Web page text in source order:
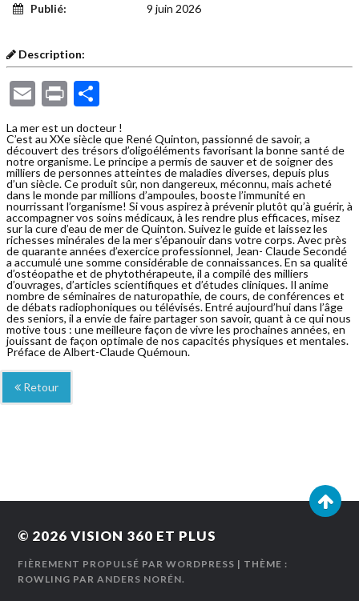
Publié:
9 juin 2026
Description:
Email
Print
La mer est un docteur !
C’est au XXe siècle que René Quinton, passionné de savoir, a
découvert des trésors d’oligoéléments favorisant la bonne santé de
notre organisme. Le principe a permis de sauver et de soigner des
milliers de personnes atteintes de maladies diverses, depuis plus
d’un siècle. Ce produit sûr, non dangereux, méconnu, mais acheté
dans le monde par millions d’ampoules, booste l’immunité en
nourrissant l’organisme! Si vous aspirez à prévenir plutôt qu’à guérir, à
accompagner vos soins médicaux, à les rendre plus efficaces, misez
sur la cure d’eau de mer de Quinton. Suivez le guide et laissez les
richesses minérales de la mer s’épanouir dans votre corps. Avec près
de quarante années d’exercice professionnel, Jean- Claude Secondé
a accumulé une somme considérable de connaissances. En sa qualité
d’ostéopathe et de phytothérapeute, il a compilé des milliers
d’ouvrages, d’articles scientifiques et d’études cliniques. Il anime
nombre de séminaires de naturopathie, de cours, de conférences et
de débats radiophoniques ou télévisés. Entré aujourd’hui dans l’âge
des seniors, il a envie de faire partager son savoir, quant à ce qui nous
motive tous : une meilleure façon de vivre les prochaines années, en
jouissant de façon optimale de nos capacités physiques et mentales.
Préface de Albert-Claude Quémoun.
Retour
© 2026VISION 360 ET PLUS
FIÈREMENT PROPULSÉ PAR WORDPRESS | THÈME :
ROWLING PARANDERS NORÉN.